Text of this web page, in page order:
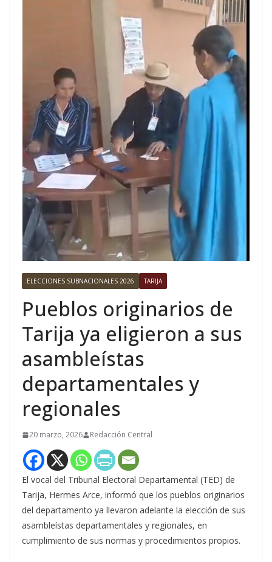
ELECCIONES SUBNACIONALES 2026 TARIJA
Pueblos originarios de
Tarija ya eligieron a sus
asambleístas
departamentales y
regionales
20 marzo, 2026 Redacción Central
El vocal del Tribunal Electoral Departamental (TED) de
Tarija, Hermes Arce, informó que los pueblos originarios
del departamento ya llevaron adelante la elección de sus
asambleístas departamentales y regionales, en
cumplimiento de sus normas y procedimientos propios.